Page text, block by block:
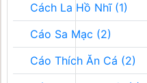
Cách La Hồ Nhĩ (1)
Cáo Sa Mạc (2)
Cáo Thích Ăn Cá (2)